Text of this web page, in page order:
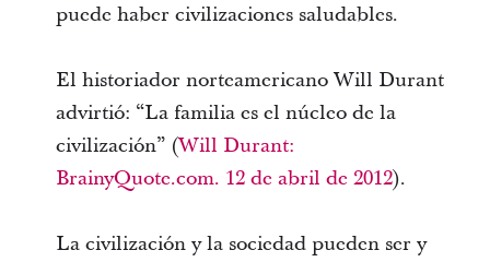
puede haber civilizaciones saludables.
El historiador norteamericano Will Durant
advirtió: “La familia es el núcleo de la
civilización” (Will Durant:
BrainyQuote.com. 12 de abril de 2012).
La civilización y la sociedad pueden ser y